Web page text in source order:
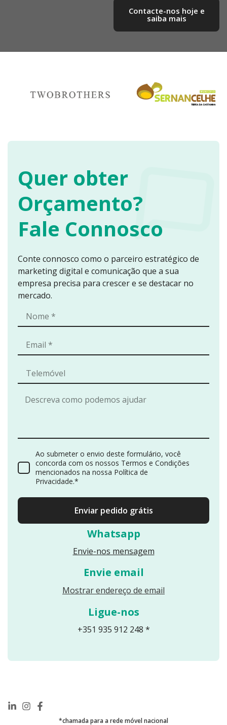
Contacte-nos hoje e
saiba mais​
Quer obter
Orçamento?
Fale Connosco
Conte connosco como o parceiro estratégico de
marketing digital e comunicação que a sua
empresa precisa para crescer e se destacar no
mercado.
Whatsapp
Envie-nos mensagem
Envie email
Mostrar endereço de email
Ligue-nos
+351 935 912 248 *
Ao submeter o envio deste formulário, você
concorda com os nossos Termos e Condições
mencionados na nossa Política de
Privacidade.*
Enviar pedido grátis
*chamada para a rede móvel nacional